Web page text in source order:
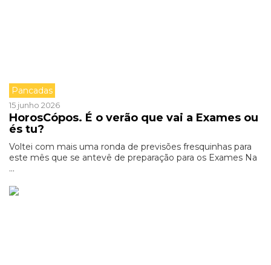
Pancadas
15 junho 2026
HorosCópos. É o verão que vai a Exames ou
és tu?
Voltei com mais uma ronda de previsões fresquinhas para
este mês que se antevê de preparação para os Exames Na
...